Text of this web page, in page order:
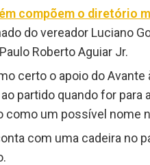
compõem o diretório
do vereador Luciano
Roberto Aguiar Jr.
certo o apoio do
partido quando for para
um possível nome
com uma cadeira no